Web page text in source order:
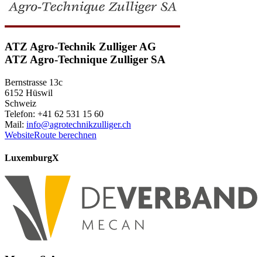
ATZ Agro-Technik Zulliger AG
ATZ Agro-Technique Zulliger SA
Bernstrasse 13c
6152 Hüswil
Schweiz
Telefon: +41 62 531 15 60
Mail: info@agrotechnikzulliger.ch
WebsiteRoute berechnen
LuxemburgX